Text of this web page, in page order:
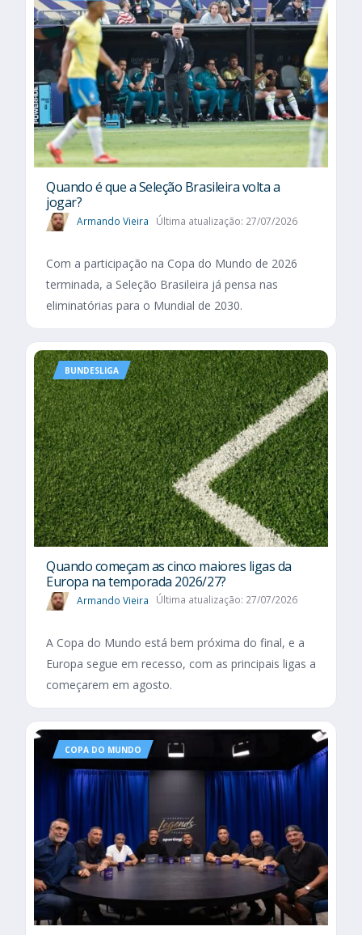
Quando é que a Seleção Brasileira volta a
jogar?
Armando Vieira Última atualização: 27/07/2026
Com a participação na Copa do Mundo de 2026
terminada, a Seleção Brasileira já pensa nas
eliminatórias para o Mundial de 2030.
BUNDESLIGA
Quando começam as cinco maiores ligas da
Europa na temporada 2026/27?
Armando Vieira Última atualização: 27/07/2026
A Copa do Mundo está bem próxima do final, e a
Europa segue em recesso, com as principais ligas a
começarem em agosto.
COPA DO MUNDO